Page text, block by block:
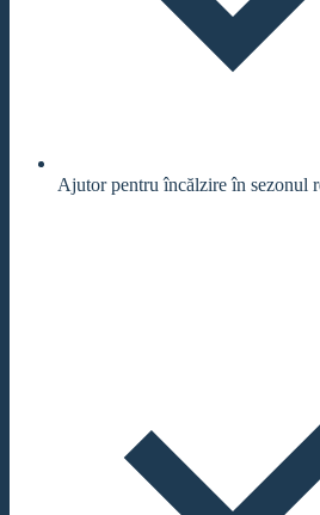
Ajutor pentru încălzire în sezonul